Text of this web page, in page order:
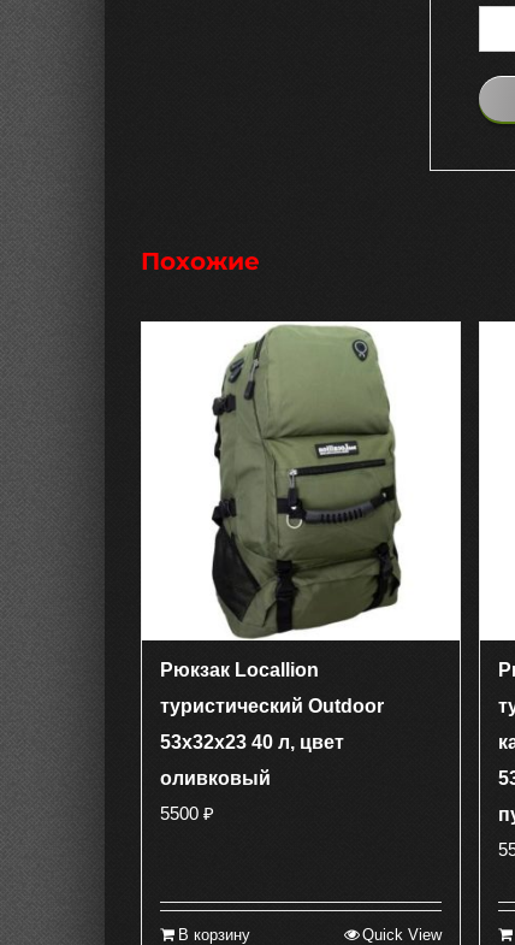
Похожие
Рюкзак Locallion
туристический Outdoor
53х32х23 40 л, цвет
оливковый
5500 ₽
В корзину Quick View